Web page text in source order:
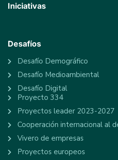
Iniciativas
Desafíos
Desafío Demográfico
Desafío Medioambiental
Desafío Digital
Proyecto 334
Proyectos leader 2023-2027
Cooperación internacional al
Vivero de empresas
Proyectos europeos